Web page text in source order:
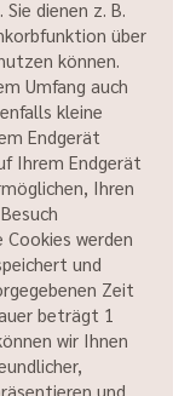
dienen z. B.
über
können.
Umfang auch
kleine
Endgerät
Ihrem Endgerät
Ihren
Cookies werden
und
Zeit
beträgt 1
wir Ihnen
und